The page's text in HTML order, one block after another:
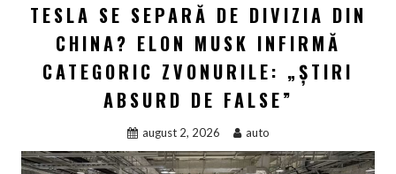
TESLA SE SEPARĂ DE DIVIZIA DIN
CHINA? ELON MUSK INFIRMĂ
CATEGORIC ZVONURILE: „ȘTIRI
ABSURD DE FALSE”
august 2, 2026 auto